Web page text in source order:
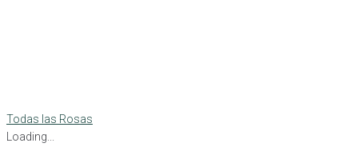
Todas las Rosas
Loading...